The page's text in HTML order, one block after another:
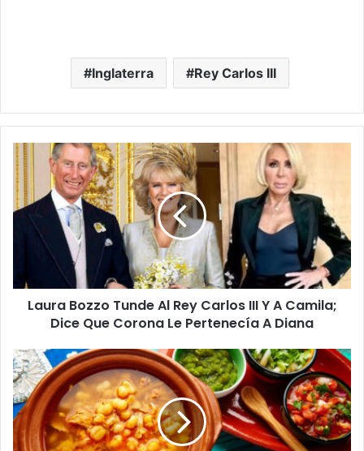
Inglaterra Rey Carlos III
Laura
Bozzo
Tunde
Al
Rey
Carlos
A
Camila;
Corona
Le
Pertenecía
A
Diana
Laura Bozzo Tunde Al Rey Carlos III Y A Camila;
Dice Que Corona Le Pertenecía A Diana
En
México:
Buscarán
Romper
Récord
De